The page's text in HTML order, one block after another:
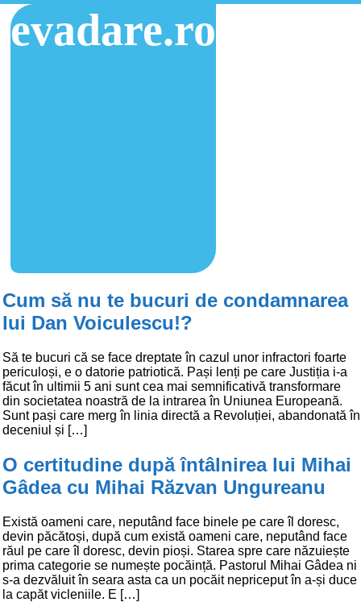
evadare.ro
Cum să nu te bucuri de condamnarea
lui Dan Voiculescu!?
Să te bucuri că se face dreptate în cazul unor infractori foarte
periculoși, e o datorie patriotică. Pași lenți pe care Justiția i-a
făcut în ultimii 5 ani sunt cea mai semnificativă transformare
din societatea noastră de la intrarea în Uniunea Europeană.
Sunt pași care merg în linia directă a Revoluției, abandonată în
deceniul și […]
O certitudine după întâlnirea lui Mihai
Gâdea cu Mihai Răzvan Ungureanu
Există oameni care, neputând face binele pe care îl doresc,
devin păcătoși, după cum există oameni care, neputând face
răul pe care îl doresc, devin pioși. Starea spre care năzuiește
prima categorie se numește pocăință. Pastorul Mihai Gâdea ni
s-a dezvăluit în seara asta ca un pocăit nepriceput în a-și duce
la capăt vicleniile. E […]